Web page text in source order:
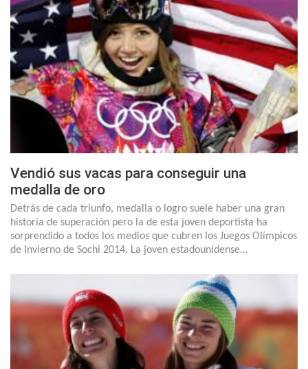
Vendió sus vacas para conseguir una
medalla de oro
Detrás de cada triunfo, medalla o logro suele haber una gran
historia de superación pero la de esta joven deportista ha
sorprendido a todos los medios que cubren los Juegos Olímpicos
de Invierno de Sochi 2014. La joven estadounidense…